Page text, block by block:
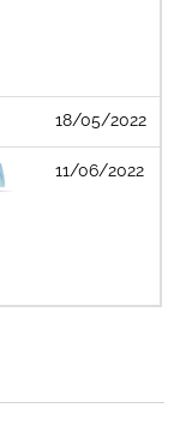
18/05/2022
11/06/2022